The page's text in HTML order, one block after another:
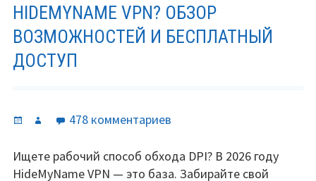
HIDEMYNAME VPN? ОБЗОР
ВОЗМОЖНОСТЕЙ И БЕСПЛАТНЫЙ
ДОСТУП
Опубликовано
Автор 478 комментариевк
Где
взять
Ищете рабочий способ обхода DPI? В 2026 году
HideMyName VPN — это база. Забирайте свой